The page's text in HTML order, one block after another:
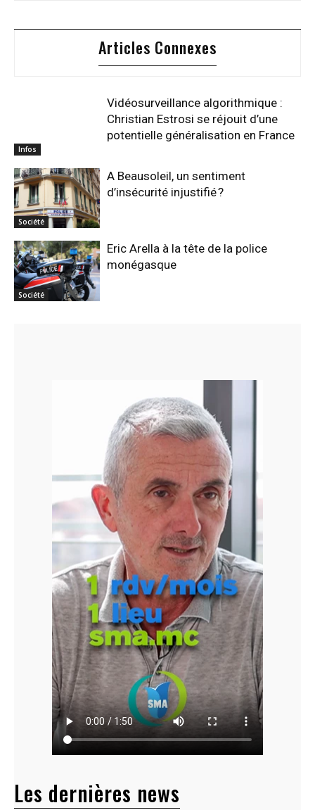
Articles Connexes
Infos
Vidéosurveillance algorithmique :
Christian Estrosi se réjouit d’une
potentielle généralisation en France
Société
A Beausoleil, un sentiment
d’insécurité injustifié ?
Société
Eric Arella à la tête de la police
monégasque
Les dernières news